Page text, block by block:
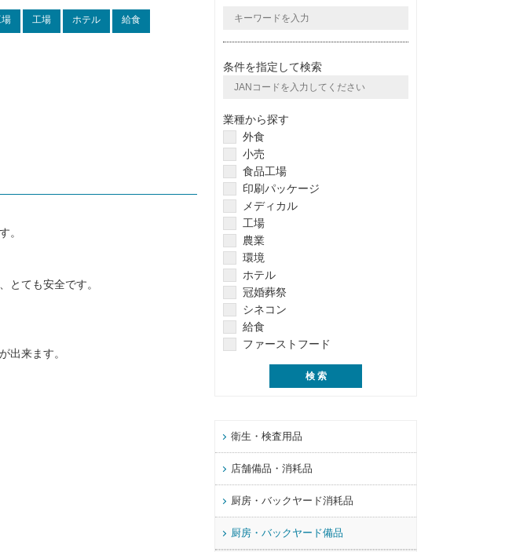
工場 ホテル 給食
。
とても安全です。
出来ます。
条件を指定して検索
業種から探す
外食
小売
食品工場
印刷パッケージ
メディカル
工場
農業
環境
ホテル
冠婚葬祭
シネコン
給食
ファーストフード
衛生・検査用品
店舗備品・消耗品
厨房・バックヤード消耗品
厨房・バックヤード備品